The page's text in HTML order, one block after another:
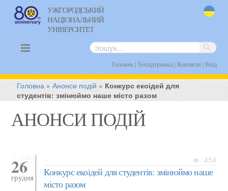
УЖГОРОДСЬКИЙ
НАЦІОНАЛЬНИЙ
УНІВЕРСИТЕТ
Головна| Техпідтримка| Контакти| Вхід
Головна »Анонси подій » Конкурс екоідей для
студентів: змінюймо наше місто разом
АНОНСИ ПОДІЙ
26
грудня
454
Конкурс екоідей для студентів: змінюймо наше
місто разом